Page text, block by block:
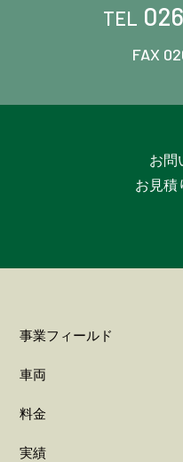
TEL
FAX
お問
お見積
事業フィールド
車両
料金
実績